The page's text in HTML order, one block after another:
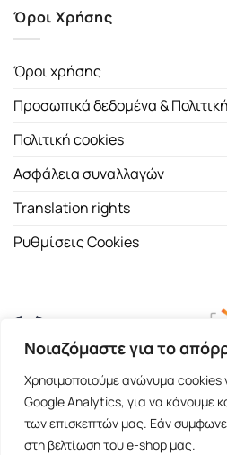
Νοιαζόμαστε για το
Χρησιμοποιούμε ανώνυμα cookies
Google Analytics, για να κάνουμε
των επισκεπτών μας. Εάν
στη βελτίωση του e-shop μας.
Όροι Χρήσης
Όροι χρήσης
Προσωπικά δεδομένα &
Πολιτική cookies
Ασφάλεια συναλλαγών
Translation rights
Ρυθμίσεις Cookies
Copyright 2026 ©Εκδοτικός
Σόλωνος 98, 10680 Αθήνα | Τ: